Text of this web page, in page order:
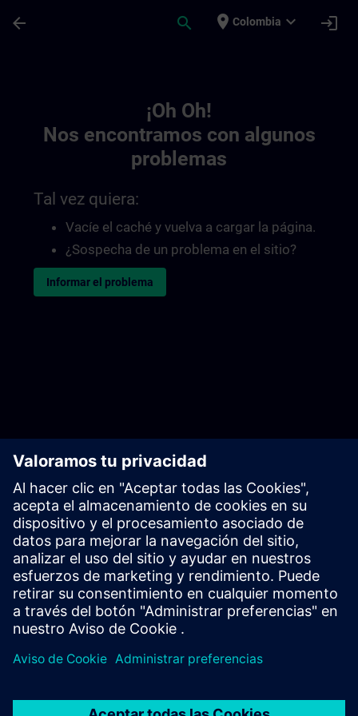
arrow_back search place Colombia expand_more login
¡Oh Oh!
Nos encontramos con algunos
problemas
Tal vez quiera:
Vacíe el caché y vuelva a cargar la página.
¿Sospecha de un problema en el sitio?
Informar el problema